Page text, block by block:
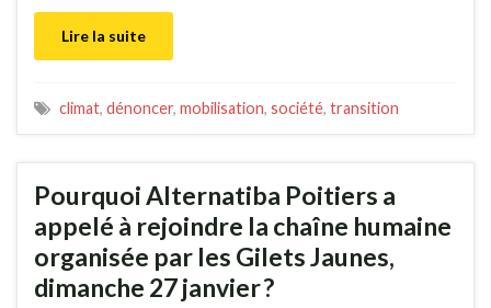
Lire la suite
climat, dénoncer, mobilisation, société, transition
Pourquoi Alternatiba Poitiers a
appelé à rejoindre la chaîne humaine
organisée par les Gilets Jaunes,
dimanche 27 janvier ?